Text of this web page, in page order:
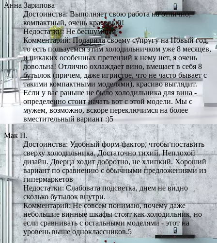
Анна Зарипова
Достоинства: Выполняет свою работа на отлично,
компактный, очень красивый!
Недостатки: Не бесшумный
Комментарий: Подарила своему супругу на Новый год,
то есть пользуемся этим холодильничком уже 8 месяцев,
и никаких особенных претензий к нему нет, я очень
довольна! Отлично охлаждает вино, вмещает в себя 8
бутылок (причем, даже игристое, что не часто бывает с
такими компактными моделями), красиво выглядит.
Если у вас раньше не было холодильника для вина -
определенно стоит начать вот с этой модели. Мы с
мужем, возможно, вскоре переключимся на более
вместительный вариант :)5
Мак П.
Достоинства: Удобный форм-фактор, чтобы поставить
сверху холодильника. Достаточно тихий. Неплохой
дизайн. Дверца ходит добротно, не хлипкий. Хороший
вариант по сравнению с обычными предложениями из
гипермаркетов
Недостатки: Слабовата подсветка, днем не видно
сколько бутылок внутри.
Комментарий: Не совсем понимаю, почему даже
небольшие винные шкафы стоят как холодильник, но
если сравнивать с остальными моделями - этот на
уровень выше одноклассников.5